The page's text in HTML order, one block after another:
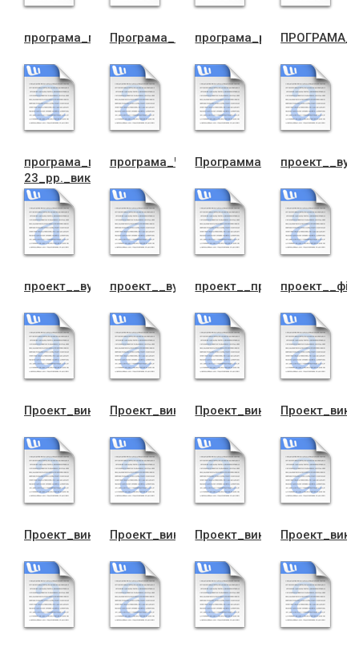
програма_поводження_з_ТПВ
програма_цнап_21-
23_рр._виконком
програма_Чорткiв_пробацiяПрограмма_ПИТНА_ВОДА
проект__вул._Шевченка,27
проект__вул.Мел_ника
Проект_виконком_схвалення_програм_питна_вода